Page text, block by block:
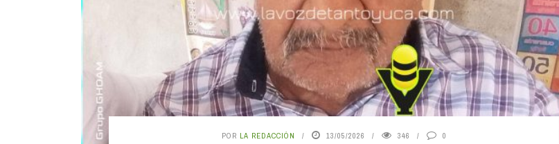
POR LA REDACCIÓN 13/05/2026 346 0